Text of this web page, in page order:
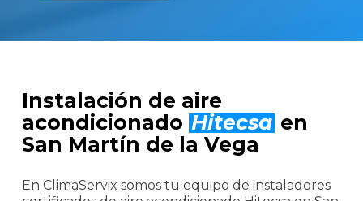
Instalación de aire
acondicionado Hitecsa en
San Martín de la Vega
En ClimaServix somos tu equipo de instaladores